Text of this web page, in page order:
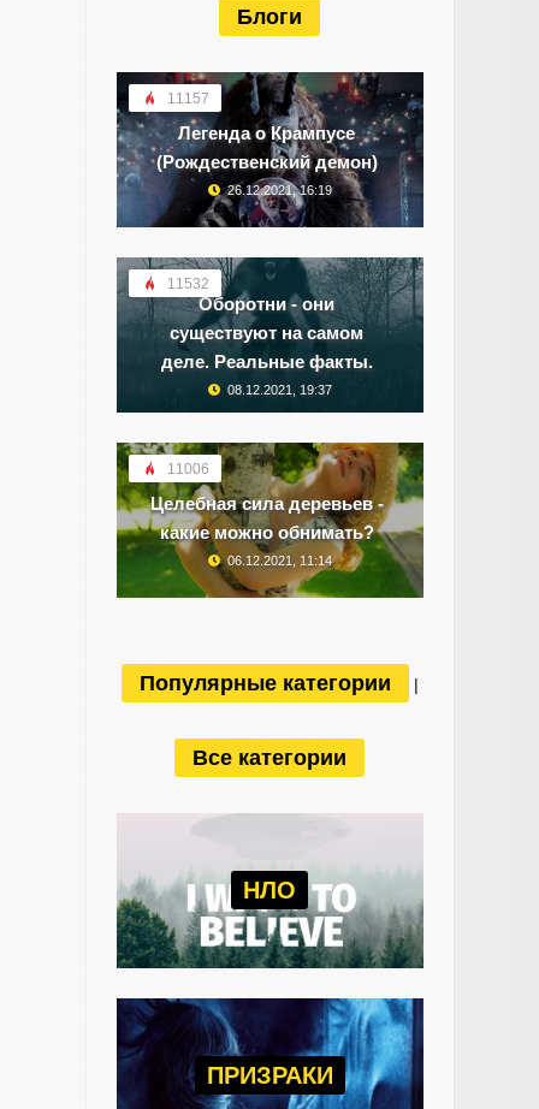
Блоги
11157
Легенда о Крампусе
(Рождественский демон)
26.12.2021, 16:19
11532
Оборотни - они
существуют на самом
деле. Реальные факты.
08.12.2021, 19:37
11006
Целебная сила деревьев -
какие можно обнимать?
06.12.2021, 11:14
Популярные категории |
Все категории
НЛО
ПРИЗРАКИ